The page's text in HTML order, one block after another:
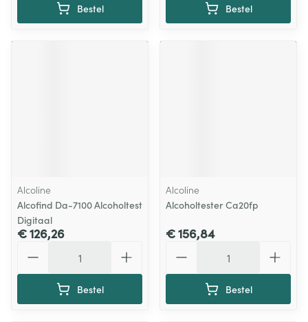
Bestel Bestel
Alcoline
Alcofind Da-7100 Alcoholtest
Digitaal
€ 126,26
Bestel
Alcoline
Alcoholtester Ca20fp
€ 156,84
Bestel